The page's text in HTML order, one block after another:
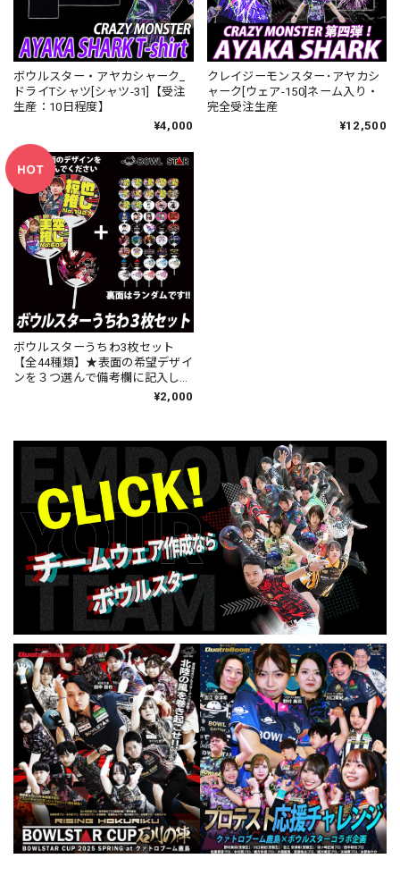
ボウルスター・アヤカシャーク_
ドライTシャツ[シャツ-31]【受注
生産：10日程度】
¥4,000
クレイジーモンスター･アヤカシ
ャーク[ウェア-150]ネーム入り・
完全受注生産
¥12,500
ボウルスターうちわ3枚セット
【全44種類】★表面の希望デザイ
ンを３つ選んで備考欄に記入して
¥2,000